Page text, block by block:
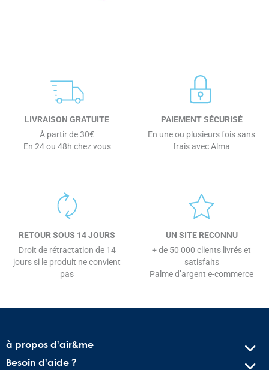
LIVRAISON GRATUITE
À partir de 30€
En 24 ou 48h chez vous
PAIEMENT SÉCURISÉ
En une ou plusieurs fois sans
frais avec Alma
RETOUR SOUS 14 JOURS
Droit de rétractation de 14
jours si le produit ne convient
pas
UN SITE RECONNU
+ de 50 000 clients livrés et
satisfaits
Palme d’argent e-commerce
à propos d'air&me
Besoin d'aide ?